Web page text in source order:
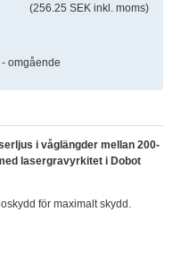
(256.25 SEK inkl. moms)
- omgående
i våglängder mellan 200-
lasergravyrkitet i Dobot
för maximalt skydd.